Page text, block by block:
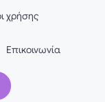
χρήσης
Επικοινωνία